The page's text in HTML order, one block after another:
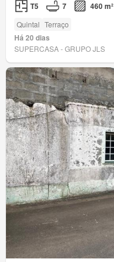
T5 7 460 m²
Quintal Terraço
Há 20 dias
SUPERCASA - GRUPO JLS